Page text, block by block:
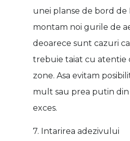
unei planse de bord de
montam noi gurile de
deoarece sunt cazuri
trebuie taiat cu atentie
zone. Asa evitam
mult sau prea putin
exces.
7. Intarirea adezivului